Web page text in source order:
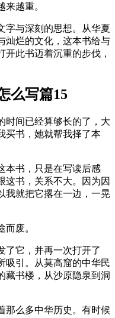
越重。
字与深刻的思想。从华夏
灿烂的文化，这本书给与
此书迈着沉重的步伐，
么写篇15
时间已经算够长的了，大
买书，她就帮我择了本
本书，只是在写读后感
这书，关系不大。因为因
我就把它撂在一边，一晃
废。
了它，并再一次打开了
吸引。从莫高窟的中华民
藏书楼，从沙原隐泉到洞
那么多中华历史。有时候